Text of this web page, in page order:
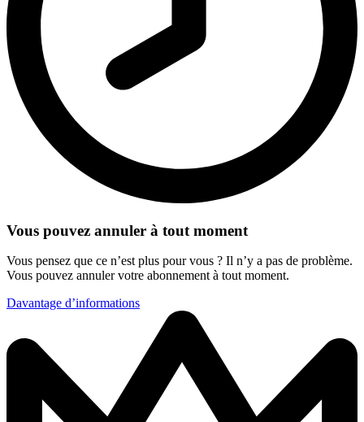
Vous pouvez annuler à tout moment
Vous pensez que ce n’est plus pour vous ? Il n’y a pas de problème.
Vous pouvez annuler votre abonnement à tout moment.
Davantage d’informations